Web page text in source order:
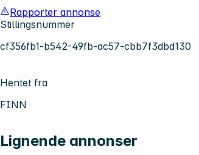
Rapporter annonse
Stillingsnummer
cf356fb1-b542-49fb-ac57-cbb7f3dbd130
Hentet fra
FINN
Lignende annonser